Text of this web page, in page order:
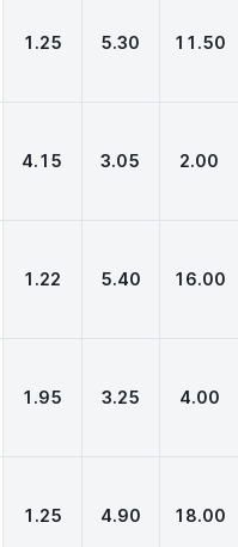
1.25 5.30 11.50
4.15 3.05 2.00
1.22 5.40 16.00
1.95 3.25 4.00
1.25 4.90 18.00